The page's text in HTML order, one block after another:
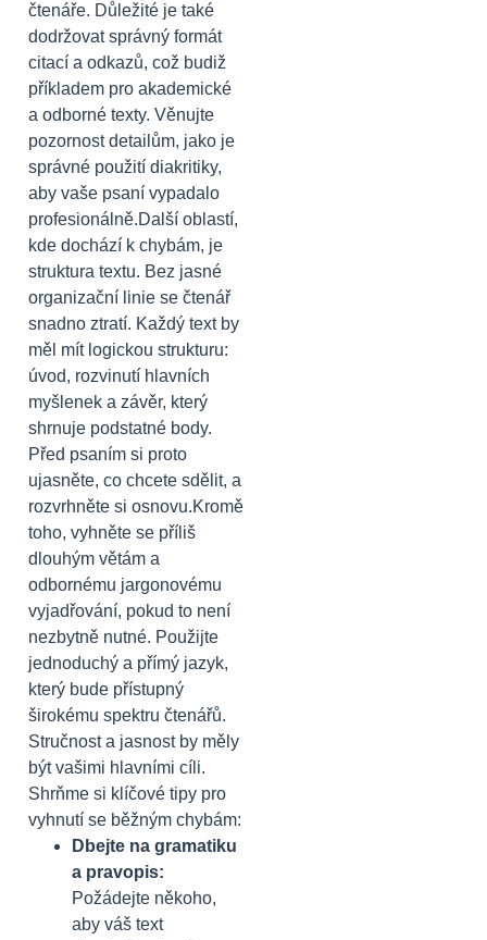
čtenáře. Důležité je také
dodržovat správný formát
citací a odkazů, což budiž
příkladem pro akademické
a odborné texty. Věnujte
pozornost detailům, jako je
správné použití diakritiky,
aby vaše psaní vypadalo
profesionálně.Další oblastí,
kde dochází k chybám, je
struktura textu. Bez jasné
organizační linie se čtenář
snadno ztratí. Každý text by
měl mít logickou strukturu:
úvod, rozvinutí hlavních
myšlenek a závěr, který
shrnuje podstatné body.
Před psaním si proto
ujasněte, co chcete sdělit, a
rozvrhněte si osnovu.Kromě
toho, vyhněte se příliš
dlouhým větám a
odbornému jargonovému
vyjadřování, pokud to není
nezbytně nutné. Použijte
jednoduchý a přímý jazyk,
který bude přístupný
širokému spektru čtenářů.
Stručnost a jasnost by měly
být vašimi hlavními cíli.
Shrňme si klíčové tipy pro
vyhnutí se běžným chybám:
Dbejte na gramatiku
a pravopis:
Požádejte někoho,
aby váš text